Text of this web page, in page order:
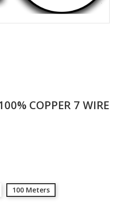
COPPER 7 WIRE
100 Meters